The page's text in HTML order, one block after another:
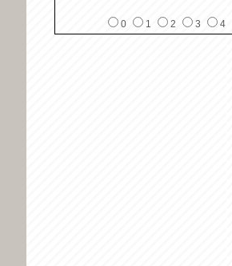
0 1 2 3 4